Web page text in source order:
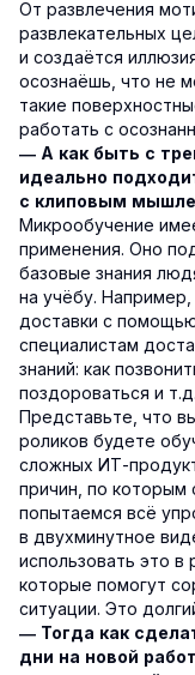
От развлечения
развлекательных
и создаётся
осознаёшь, что не
такие
работать с
— А как быть с
идеально
с клиповым
Микрообучение
применения. Оно
базовые знания
на учёбу.
доставки с
специалистам
знаний: как
поздороваться и т.д.
Представьте, что
роликов будете
сложных ИТ-
причин, по которым
попытаемся всё
в двухминутное
использовать это в
которые помогут
ситуации. Это
— Тогда как
дни на новой